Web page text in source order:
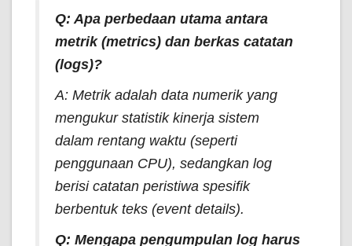
Q: Apa perbedaan utama antara
metrik (metrics) dan berkas catatan
(logs)?
A: Metrik adalah data numerik yang
mengukur statistik kinerja sistem
dalam rentang waktu (seperti
penggunaan CPU), sedangkan log
berisi catatan peristiwa spesifik
berbentuk teks (event details).
Q: Mengapa pengumpulan log harus